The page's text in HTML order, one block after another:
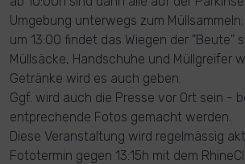
Umgebung unterwegs zum Müllsammeln;
um 13:00 findet das Wiegen der "Beute"
Müllsäcke, Handschuhe und Müllgreifer
Getränke wird es auch geben.
Ggf. wird auch die Presse vor Ort sein -
entprechende Fotos gemacht werden.
Diese Veranstaltung wird regelmässig
Fototermin gegen 13:15h mit dem